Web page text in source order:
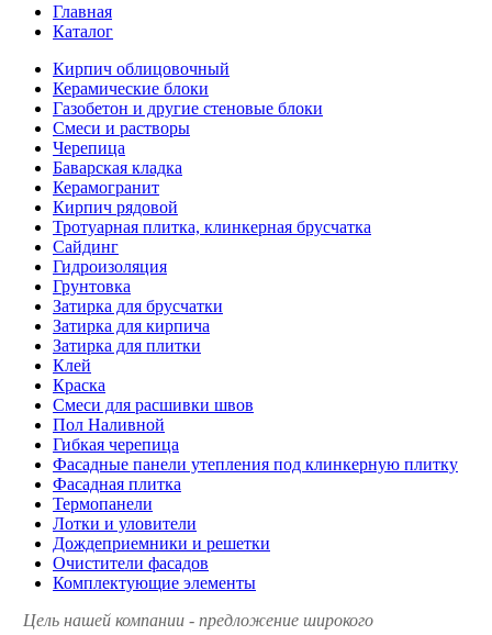
Главная
Каталог
Кирпич облицовочный
Керамические блоки
Газобетон и другие стеновые блоки
Смеси и растворы
Черепица
Баварская кладка
Керамогранит
Кирпич рядовой
Тротуарная плитка, клинкерная брусчатка
Сайдинг
Гидроизоляция
Грунтовка
Затирка для брусчатки
Затирка для кирпича
Затирка для плитки
Клей
Краска
Смеси для расшивки швов
Пол Наливной
Гибкая черепица
Фасадные панели утепления под клинкерную плитку
Фасадная плитка
Термопанели
Лотки и уловители
Дождеприемники и решетки
Очистители фасадов
Комплектующие элементы
Цель нашей компании - предложение широкого